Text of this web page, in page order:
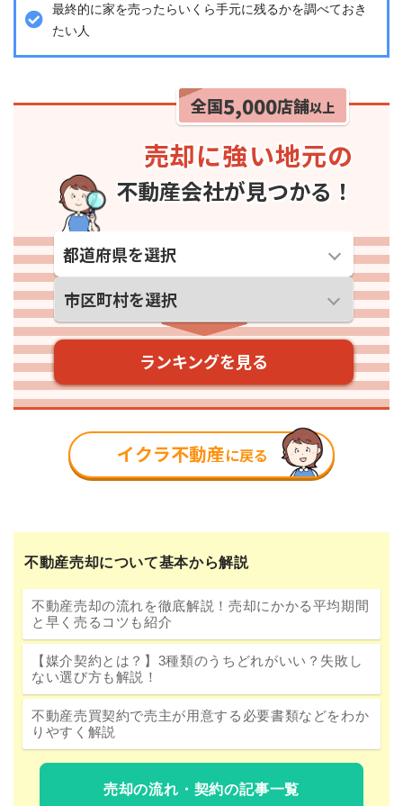
最終的に家を売ったらいくら手元に残るかを調べておき
たい人
不動産売却について基本から解説
不動産売却の流れを徹底解説！売却にかかる平均期間
と早く売るコツも紹介
【媒介契約とは？】3種類のうちどれがいい？失敗し
ない選び方も解説！
不動産売買契約で売主が用意する必要書類などをわか
りやすく解説
売却の流れ・契約の記事一覧